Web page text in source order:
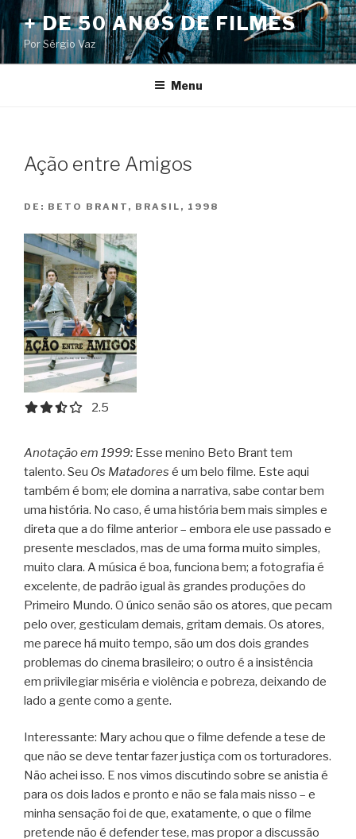
Pular
para
o
conteúdo
+ DE 50 ANOS DE FILMES
Por Sérgio Vaz
Menu
Ação entre Amigos
DE: BETO BRANT, BRASIL, 1998
2.5 out of 5.0 stars
2.5
Anotação em 1999: Esse menino Beto Brant tem
talento. Seu Os Matadores é um belo filme. Este aqui
também é bom; ele domina a narrativa, sabe contar bem
uma história. No caso, é uma história bem mais simples e
direta que a do filme anterior – embora ele use passado e
presente mesclados, mas de uma forma muito simples,
muito clara. A música é boa, funciona bem; a fotografia é
excelente, de padrão igual às grandes produções do
Primeiro Mundo. O único senão são os atores, que pecam
pelo over, gesticulam demais, gritam demais. Os atores,
me parece há muito tempo, são um dos dois grandes
problemas do cinema brasileiro; o outro é a insistência
em priivilegiar miséria e violência e pobreza, deixando de
lado a gente como a gente.
Interessante: Mary achou que o filme defende a tese de
que não se deve tentar fazer justiça com os torturadores.
Não achei isso. E nos vimos discutindo sobre se anistia é
para os dois lados e pronto e não se fala mais nisso – e
minha sensação foi de que, exatamente, o que o filme
pretende não é defender tese, mas propor a discussão